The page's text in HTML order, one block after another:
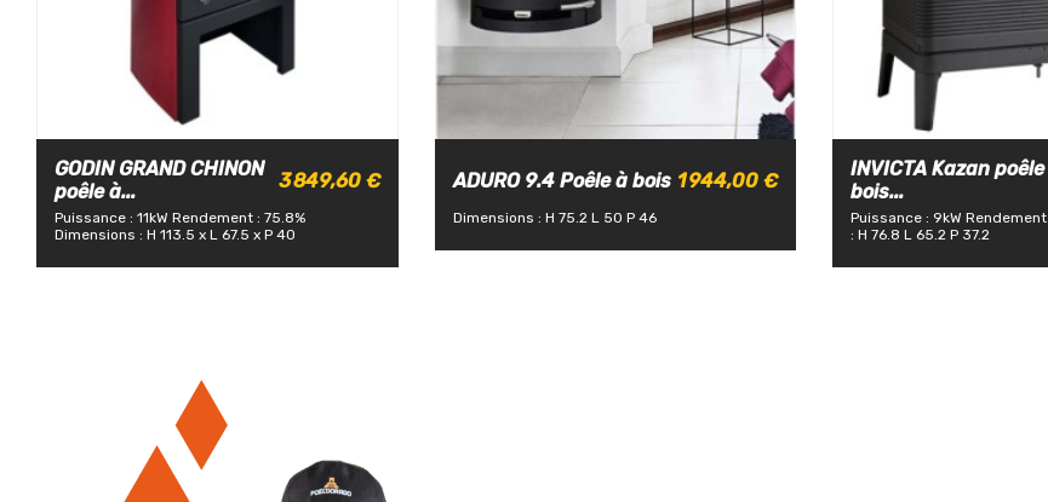
GODIN GRAND CHINON
poêle à...
3 849,60 €
Puissance : 11kW Rendement : 75.8%
Dimensions : H 113.5 x L 67.5 x P 40
ADURO 9.4 Poêle à bois 1 944,00 €
Dimensions : H 75.2 L 50 P 46
INVICTA Kazan
bois...
Puissance : 9kW Rendement
: H 76.8 L 65.2 P 37.2